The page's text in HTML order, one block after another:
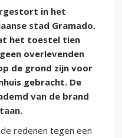
in het
stad Gramado.
het toestel tien
overlevenden
de grond zijn voor
gebracht. De
van de brand
redenen tegen een